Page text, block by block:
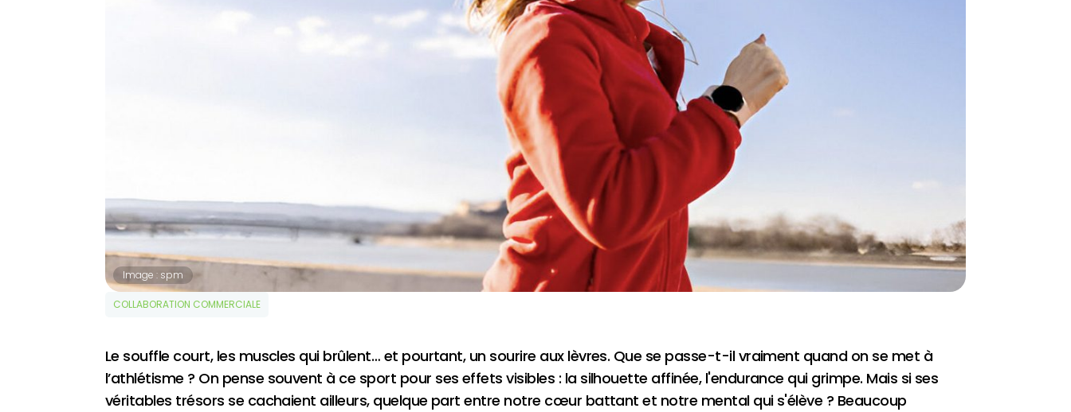
Image : spm
COLLABORATION COMMERCIALE
Le souffle court, les muscles qui brûlent… et pourtant, un sourire aux lèvres. Que se passe-t-il vraiment quand on se met à
l’athlétisme ? On pense souvent à ce sport pour ses effets visibles : la silhouette affinée, l'endurance qui grimpe. Mais si ses
véritables trésors se cachaient ailleurs, quelque part entre notre cœur battant et notre mental qui s'élève ? Beaucoup